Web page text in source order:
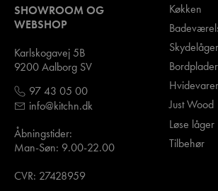
SHOWROOM OG
WEBSHOP
Karlskogavej 5B
9200 Aalborg SV
97 43 05 00
info@kitchn.dk
Åbningstider:
Man-Søn: 9.00-22.00
CVR: 27428959
Køkken
Bordplader
Hvidevarer
Just Wood
Løse låger
Tilbehør